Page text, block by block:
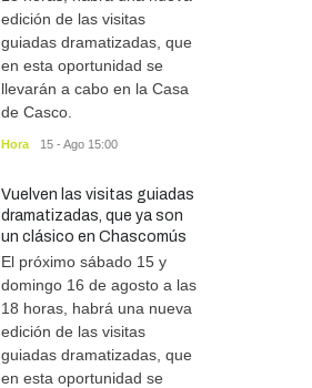
edición de las visitas
guiadas dramatizadas, que
en esta oportunidad se
llevarán a cabo en la Casa
de Casco.
Hora 15 - Ago 15:00
Vuelven las visitas guiadas
dramatizadas, que ya son
un clásico en Chascomús
El próximo sábado 15 y
domingo 16 de agosto a las
18 horas, habrá una nueva
edición de las visitas
guiadas dramatizadas, que
en esta oportunidad se